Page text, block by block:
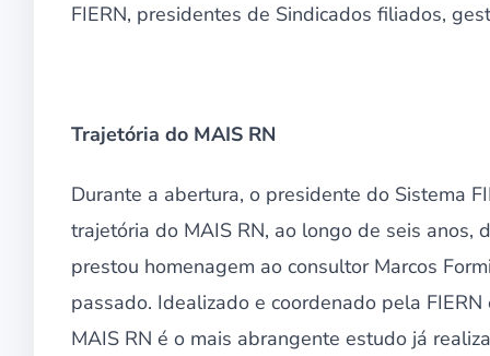
FIERN, presidentes de Sindicados filiados,
Trajetória do MAIS RN
Durante a abertura, o presidente do Sistema
trajetória do MAIS RN, ao longo de seis
prestou homenagem ao consultor Marcos
passado. Idealizado e coordenado pela
MAIS RN é o mais abrangente estudo já